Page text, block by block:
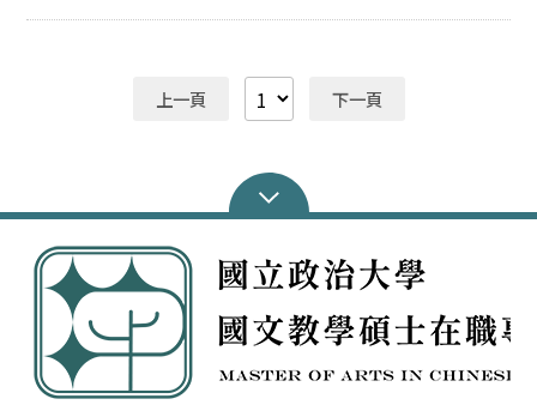
名者須附戶籍謄本影本)：如提交影本請於正面空白處簽
名並加註本影本與正本相符。 3.下載並填寫「附件2-畢業
知，將於4月15日前以電子郵件寄至正取生信箱) 請於113
年5月10日（週五）前（郵戳為憑，逾期不予受理），將
前述1~4資料以掛號郵寄至「116臺北市文山區指南路二
段64號 百年樓三樓 政治大學國文教學碩士在職專班辦公
室收」，信封上請註明「國文教學碩士在職專班錄取生報
到」。如未依規定期限內將覆函郵寄本校，視同放棄錄取
資格。致權益受損者，其責任概由考生自行負責，事後不
得以任何理由要求補救措施。 ♦步驟二：寄送電子資料
email電子檔大頭照（學生證用）：應採用正式證件照(檔
上一頁 下一頁